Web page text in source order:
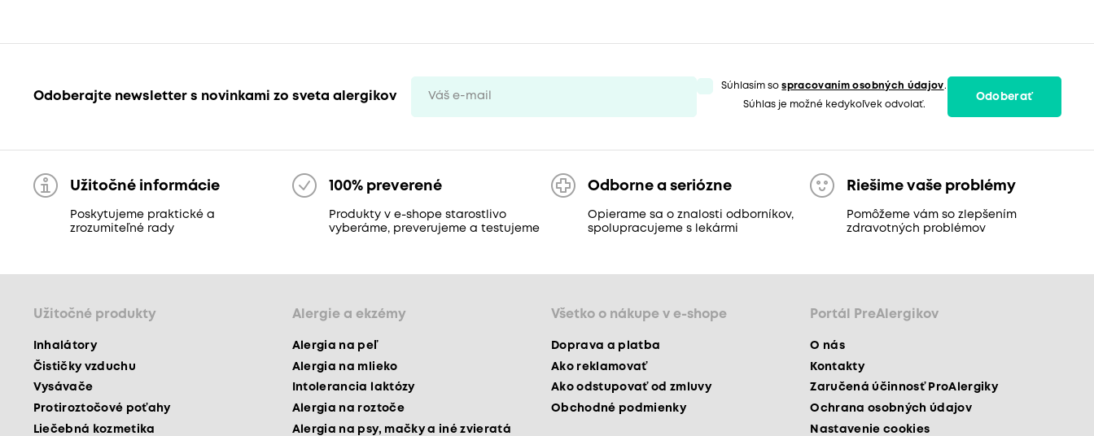
Odoberajte newsletter s novinkami zo sveta alergikov
Súhlasím sospracovaním osobných údajov.
Súhlas je možné kedykoľvek odvolať.
Odoberať
Užitočné informácie
Poskytujeme praktické a
zrozumiteľné rady
100% preverené
Produkty v e-shope starostlivo
vyberáme, preverujeme a testujeme
Odborne a seriózne
Opierame sa o znalosti odborníkov,
spolupracujeme s lekármi
Riešime vaše problémy
Pomôžeme vám so zlepšením
zdravotných problémov
Užitočné produkty
Inhalátory
Čističky vzduchu
Vysávače
Protiroztočové poťahy
Liečebná kozmetika
Alergie a ekzémy
Alergia na peľ
Alergia na mlieko
Intolerancia laktózy
Alergia na roztoče
Alergia na psy, mačky a iné zvieratá
Všetko o nákupe v e-shope
Doprava a platba
Ako reklamovať
Ako odstupovať od zmluvy
Obchodné podmienky
Portál PreAlergikov
O nás
Kontakty
Zaručená účinnosť ProAlergiky
Ochrana osobných údajov
Nastavenie cookies